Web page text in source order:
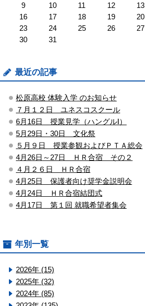
9
10 11 12 13
16
17 18 19 20
23
24 25 26 27
30
31
最近の記事
松原高校 体験入学 のお知らせ
７月１２日 ユネスコスクール
6月16日 授業見学（ハングルⅠ）
5月29日・30日 文化祭
５月９日 授業参観およびＰＴＡ総会
4月26日～27日 ＨＲ合宿 その２
４月２６日 ＨＲ合宿
4月25日 保護者向け奨学金説明会
4月24日 ＨＲ合宿結団式
4月17日 第１回 就職希望者集会
年別一覧
2026年 (15)
2025年 (32)
2024年 (85)